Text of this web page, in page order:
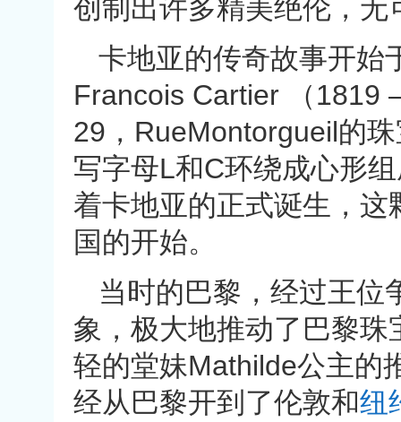
创制出许多精美绝伦，无
卡地亚的传奇故事开始
Francois Cartier （1819
29，RueMontorgueil的
写字母L和C环绕成心形
着卡地亚的正式诞生，
国的开始。
当时的巴黎，经过王位
象，极大地推动了巴黎
轻的堂妹Mathilde公主的
经从巴黎开到了伦敦和纽